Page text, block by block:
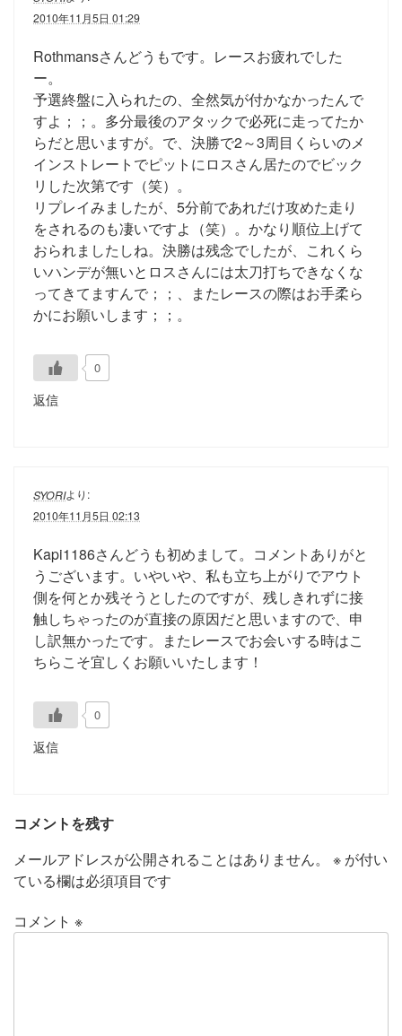
2010年11月5日 01:29
Rothmansさんどうもです。レースお疲れでした
ー。
予選終盤に入られたの、全然気が付かなかったんで
すよ；；。多分最後のアタックで必死に走ってたか
らだと思いますが。で、決勝で2～3周目くらいのメ
インストレートでピットにロスさん居たのでビック
リした次第です（笑）。
リプレイみましたが、5分前であれだけ攻めた走り
をされるのも凄いですよ（笑）。かなり順位上げて
おられましたしね。決勝は残念でしたが、これくら
いハンデが無いとロスさんには太刀打ちできなくな
ってきてますんで；；、またレースの際はお手柔ら
かにお願いします；；。
0
返信
SYORIより:
2010年11月5日 02:13
Kapi1186さんどうも初めまして。コメントありがと
うございます。いやいや、私も立ち上がりでアウト
側を何とか残そうとしたのですが、残しきれずに接
触しちゃったのが直接の原因だと思いますので、申
し訳無かったです。またレースでお会いする時はこ
ちらこそ宜しくお願いいたします！
0
返信
コメントを残す
メールアドレスが公開されることはありません。
※ が付い
ている欄は必須項目です
コメント ※